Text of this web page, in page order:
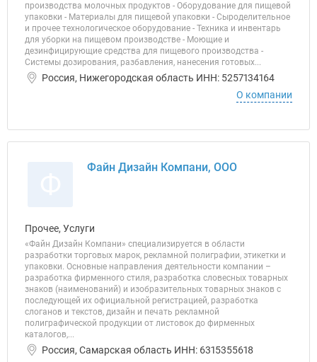
производства молочных продуктов - Оборудование для пищевой
упаковки - Материалы для пищевой упаковки - Сыроделительное
и прочее технологическое оборудование - Техника и инвентарь
для уборки на пищевом производстве - Моющие и
дезинфицирующие средства для пищевого производства -
Системы дозирования, разбавления, нанесения готовых...
Россия, Нижегородская область ИНН: 5257134164
О компании
Файн Дизайн Компани, ООО
Прочее, Услуги
«Файн Дизайн Компани» специализируется в области
разработки торговых марок, рекламной полиграфии, этикетки и
упаковки. Основные направления деятельности компании –
разработка фирменного стиля, разработка словесных товарных
знаков (наименований) и изобразительных товарных знаков с
последующей их официальной регистрацией, разработка
слоганов и текстов, дизайн и печать рекламной
полиграфической продукции от листовок до фирменных
каталогов,...
Россия, Самарская область ИНН: 6315355618